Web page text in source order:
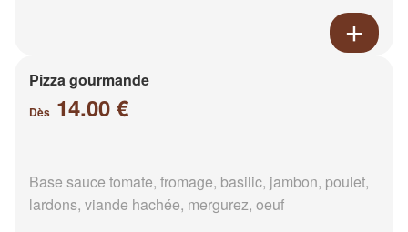
Pizza gourmande
Dès 14.00 €
Base sauce tomate, fromage, basilic, jambon, poulet,
lardons, viande hachée, mergurez, oeuf